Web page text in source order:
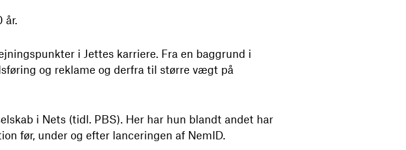
år.
i Jettes karriere. Fra en baggrund i
og reklame og derfra til større vægt på
i Nets (tidl. PBS). Her har hun blandt andet har
før, under og efter lanceringen af NemID.